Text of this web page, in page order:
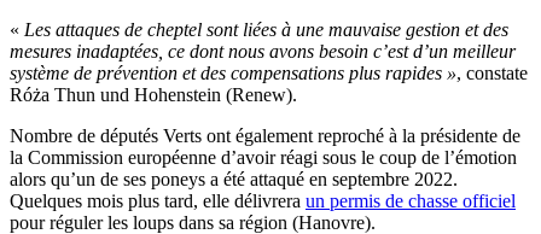
« Les attaques de cheptel sont liées à une mauvaise gestion et des
mesures inadaptées, ce dont nous avons besoin c’est d’un meilleur
système de prévention et des compensations plus rapides », constate
Róża Thun und Hohenstein (Renew).
Nombre de députés Verts ont également reproché à la présidente de
la Commission européenne d’avoir réagi sous le coup de l’émotion
alors qu’un de ses poneys a été attaqué en septembre 2022.
Quelques mois plus tard, elle délivrera un permis de chasse officiel
pour réguler les loups dans sa région (Hanovre).